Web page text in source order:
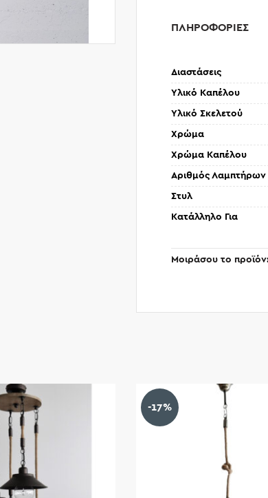
ΠΛΗΡΟΦΟΡΙΕΣ
Διαστάσεις
Υλικό Καπέλου
Υλικό Σκελετού
Χρώμα
Χρώμα Καπέλου
Αριθμός Λαμπτήρων
Στυλ
Κατάλληλο Για
Μοιράσου το προϊόν
-17%